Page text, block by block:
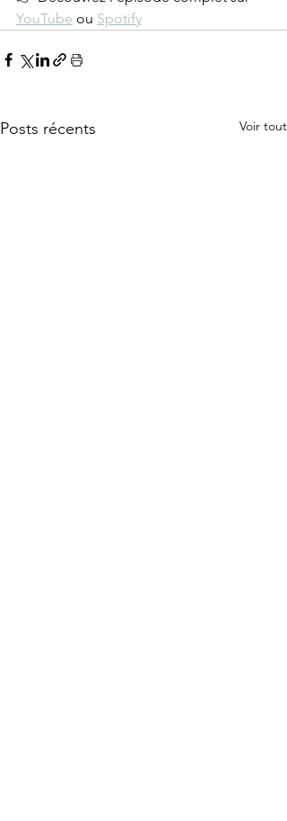
YouTube ou Spotify
Posts récents Voir tout